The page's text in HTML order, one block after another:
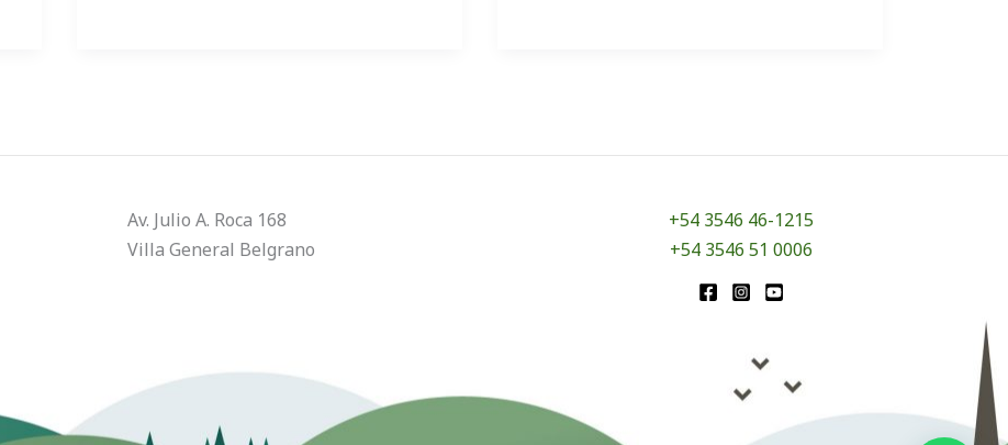
Av. Julio A. Roca 168
Villa General Belgrano
+54 3546 46-1215
+54 3546 51 0006